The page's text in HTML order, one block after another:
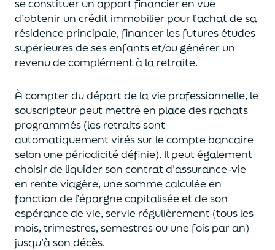
se constituer un apport financier en vue
d’obtenir un crédit immobilier pour l’achat desa
résidence principale, financer les futures études
supérieures de ses enfantset/ou générer un
revenu de complément à la retraite.
À compter du départ de la vie professionnelle, le
souscripteur peut mettre en place des rachats
programmés (les retraits sont
automatiquement virés sur le compte bancaire
selon une périodicité définie). Il peut également
choisirde liquider son contrat d’assurance-vie
en rente viagère, une somme calculée en
fonction de l’épargne capitalisée et deson
espérance de vie, servie régulièrement (tous les
mois, trimestres, semestres ou une fois par an)
jusqu’à son décès.